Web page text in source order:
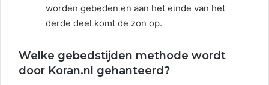
worden gebeden en aan het einde van het
derde deel komt de zon op.
Welke gebedstijden methode wordt
door Koran.nl gehanteerd?